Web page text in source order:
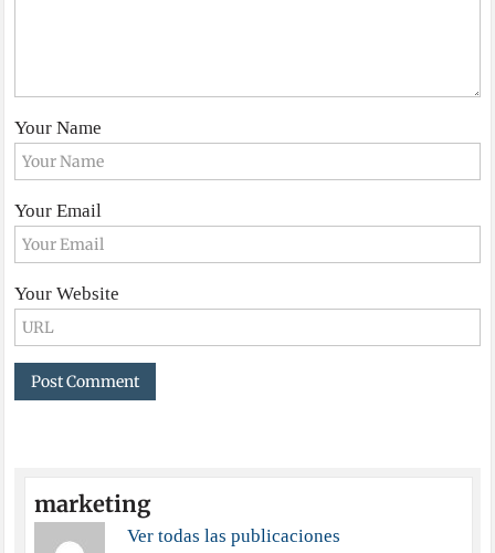
Your Name
Your Email
Your Website
marketing
Ver todas las publicaciones